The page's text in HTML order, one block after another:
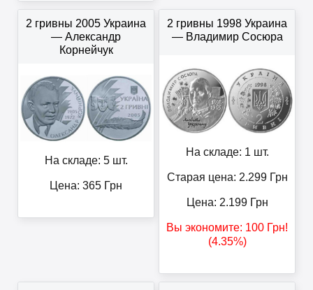
2 гривны 2005 Украина
— Александр
Корнейчук
На складе: 5 шт.
Цена: 365 Грн
2 гривны 1998 Украина
— Владимир Сосюра
На складе: 1 шт.
Старая цена: 2.299Грн
Цена: 2.199Грн
Вы экономите: 100 Грн!
(4.35%)